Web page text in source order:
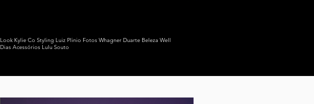
Look Kylie Co Styling Luiz Plinio Fotos Whagner Duarte Beleza Well
Dias Acessórios Lulu Souto